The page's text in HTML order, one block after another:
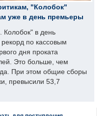
"Колобок"
уже в день премьеры
Колобок" в день
по кассовым
дня проката
Это больше, чем
При этом общие сборы
превысили 53,7